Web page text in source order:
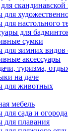
скандинавской
для
для настольного
для
сумки
для зимних видов
аксессуары
туризма,
на даче
для животных
мебель
для сада и огорода
для плавания